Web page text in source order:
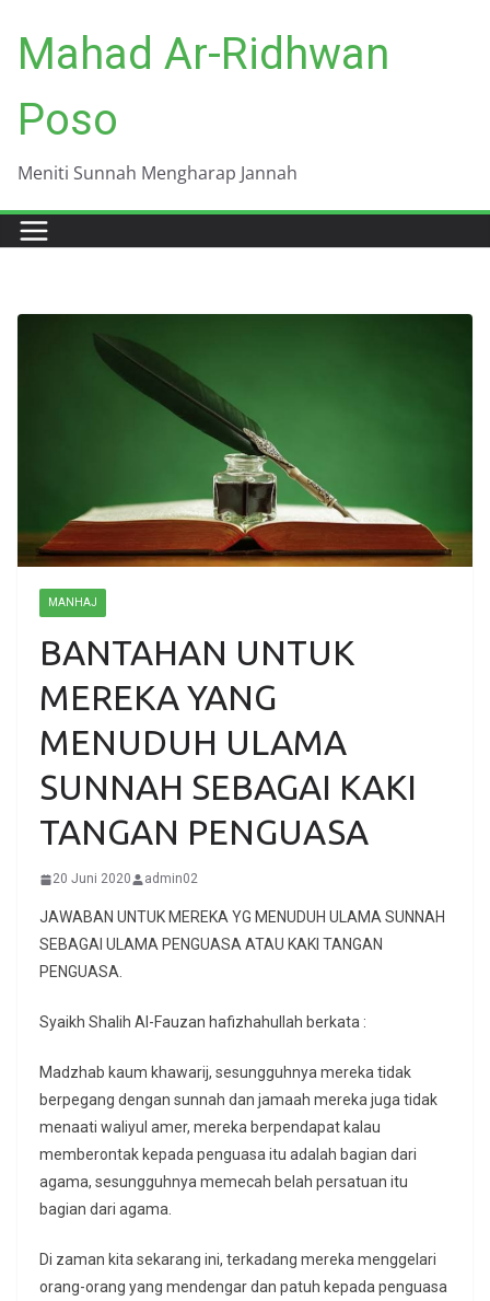
content
Mahad Ar-Ridhwan
Poso
Meniti Sunnah Mengharap Jannah
MANHAJ
BANTAHAN UNTUK
MEREKA YANG
MENUDUH ULAMA
SUNNAH SEBAGAI KAKI
TANGAN PENGUASA
20 Juni 2020 admin02
JAWABAN UNTUK MEREKA YG MENUDUH ULAMA SUNNAH
SEBAGAI ULAMA PENGUASA ATAU KAKI TANGAN
PENGUASA.
Syaikh Shalih Al-Fauzan hafizhahullah berkata :
Madzhab kaum khawarij, sesungguhnya mereka tidak
berpegang dengan sunnah dan jamaah mereka juga tidak
menaati waliyul amer, mereka berpendapat kalau
memberontak kepada penguasa itu adalah bagian dari
agama, sesungguhnya memecah belah persatuan itu
bagian dari agama.
Di zaman kita sekarang ini, terkadang mereka menggelari
orang-orang yang mendengar dan patuh kepada penguasa